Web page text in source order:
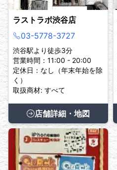
ラストラボ渋谷店
03-5778-3727
渋谷駅より徒歩3分
営業時間：11:00 - 20:00
定休日：なし（年末年始を除
く）
取扱商材: すべて
店舗詳細・地図